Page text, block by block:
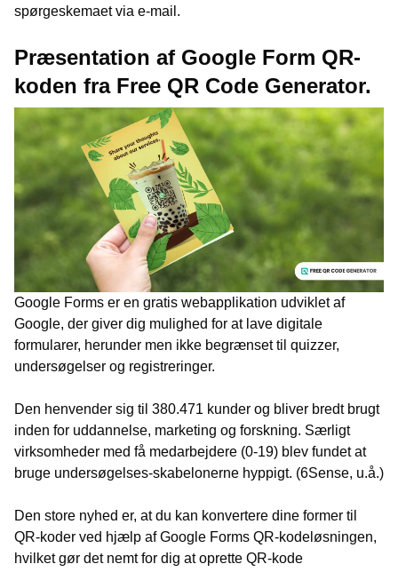
spørgeskemaet via e-mail.
Præsentation af Google Form QR-
koden fra Free QR Code Generator.
Google Forms er en gratis webapplikation udviklet af
Google, der giver dig mulighed for at lave digitale
formularer, herunder men ikke begrænset til quizzer,
undersøgelser og registreringer.
Den henvender sig til 380.471 kunder og bliver bredt brugt
inden for uddannelse, marketing og forskning. Særligt
virksomheder med få medarbejdere (0-19) blev fundet at
bruge undersøgelses-skabelonerne hyppigt. (6Sense, u.å.)
Den store nyhed er, at du kan konvertere dine former til
QR-koder ved hjælp af Google Forms QR-kodeløsningen,
hvilket gør det nemt for dig at oprette QR-kode